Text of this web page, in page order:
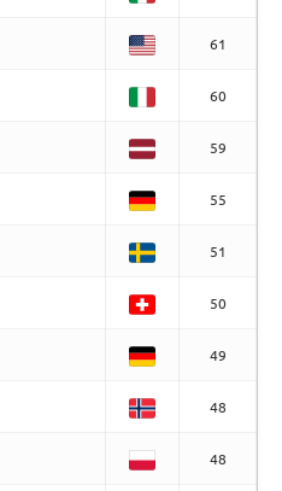
61
60
59
55
51
50
49
48
48